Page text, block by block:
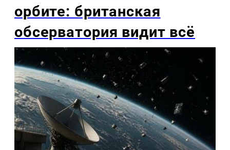
орбите: британская
обсерватория видит всё